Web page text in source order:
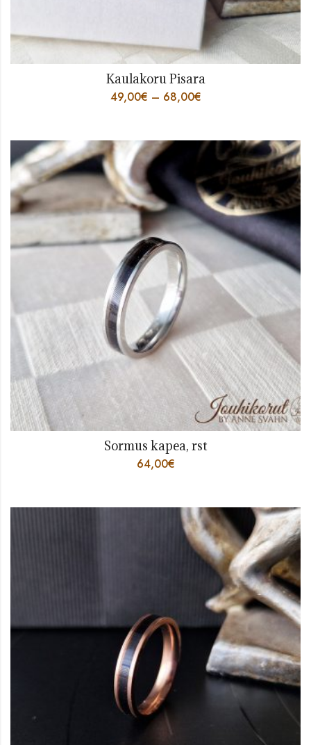
Kaulakoru Pisara
49,00€ – 68,00€
Sormus kapea, rst
64,00€